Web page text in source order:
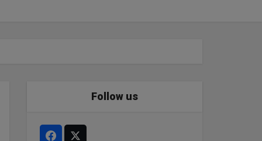
Follow us